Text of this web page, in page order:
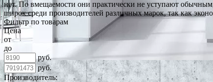
нет. По вмещаемости они практически не уступают
широк среди производителей различных марок, так как
Фильтр по товарам
Цена
от
до
руб.
руб.
Производитель: